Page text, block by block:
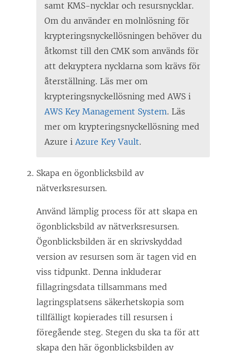
samt KMS-nycklar och resursnycklar.
Om du använder en molnlösning för
krypteringsnyckellösningen behöver du
åtkomst till den CMK som används för
att dekryptera nycklarna som krävs för
återställning. Läs mer om
krypteringsnyckellösning med AWS i
AWS Key Management System. Läs
mer om krypteringsnyckellösning med
Azure iAzure Key Vault.
Skapa en ögonblicksbild av
nätverksresursen.
Använd lämplig process för att skapa en
ögonblicksbild av nätverksresursen.
Ögonblicksbilden är en skrivskyddad
version av resursen som är tagen vid en
viss tidpunkt. Denna inkluderar
fillagringsdata tillsammans med
lagringsplatsens säkerhetskopia som
tillfälligt kopierades till resursen i
föregående steg. Stegen du ska ta för att
skapa den här ögonblicksbilden av